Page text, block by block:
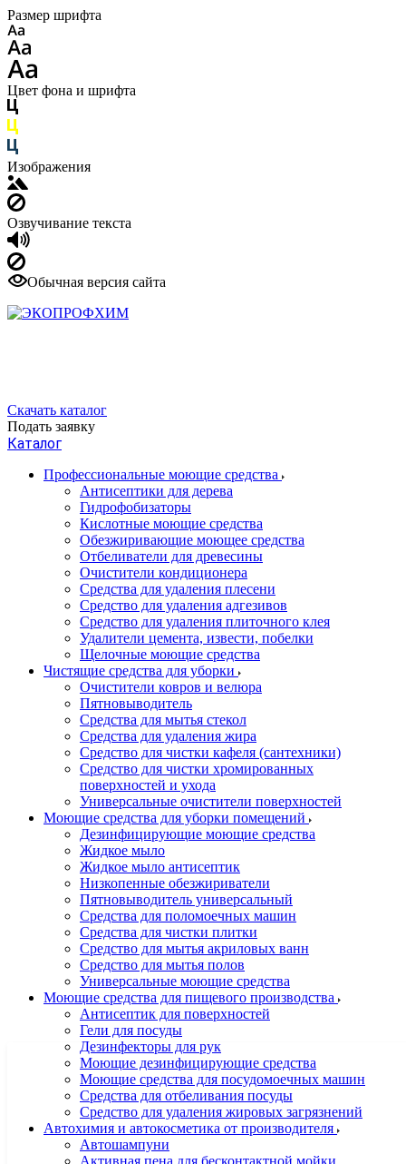
Размер шрифта
Цвет фона и шрифта
Изображения
Озвучивание текста
Обычная версия сайта
Скачать каталог
Подать заявку
Каталог
Профессиональные моющие средства
Антисептики для дерева
Гидрофобизаторы
Кислотные моющие средства
Обезжиривающие моющее средства
Отбеливатели для древесины
Очистители кондиционера
Средства для удаления плесени
Средство для удаления адгезивов
Средство для удаления плиточного клея
Удалители цемента, извести, побелки
Щелочные моющие средства
Чистящие средства для уборки
Очистители ковров и велюра
Пятновыводитель
Средства для мытья стекол
Средства для удаления жира
Средство для чистки кафеля (сантехники)
Средство для чистки хромированных
поверхностей и ухода
Универсальные очистители поверхностей
Моющие средства для уборки помещений
Дезинфицирующие моющие средства
Жидкое мыло
Жидкое мыло антисептик
Низкопенные обезжириватели
Пятновыводитель универсальный
Средства для поломоечных машин
Средства для чистки плитки
Средство для мытья акриловых ванн
Средство для мытья полов
Универсальные моющие средства
Моющие средства для пищевого производства
Антисептик для поверхностей
Гели для посуды
Дезинфекторы для рук
Моющие дезинфицирующие средства
Моющие средства для посудомоечных машин
Средства для отбеливания посуды
Средство для удаления жировых загрязнений
Автохимия и автокосметика от производителя
Автошампуни
Активная пена для бесконтактной мойки